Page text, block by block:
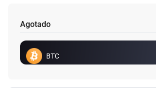
Agotado
BTC